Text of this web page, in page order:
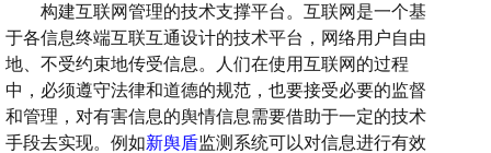
构建互联网管理的技术支撑平台。互联网是一个基
于各信息终端互联互通设计的技术平台，网络用户自由
地、不受约束地传受信息。人们在使用互联网的过程
中，必须遵守法律和道德的规范，也要接受必要的监督
和管理，对有害信息的舆情信息需要借助于一定的技术
手段去实现。 例如新舆盾监测系统可以对信息进行有效